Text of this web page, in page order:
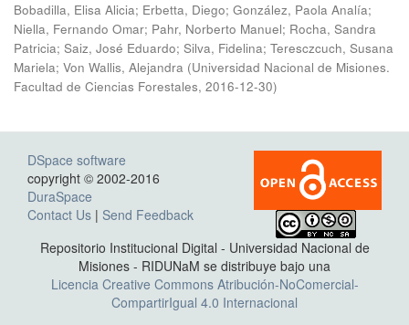
Bobadilla, Elisa Alicia; Erbetta, Diego; González, Paola Analía;
Niella, Fernando Omar; Pahr, Norberto Manuel; Rocha, Sandra
Patricia; Saiz, José Eduardo; Silva, Fidelina; Teresczcuch, Susana
Mariela; Von Wallis, Alejandra (Universidad Nacional de Misiones.
Facultad de Ciencias Forestales, 2016-12-30)
DSpace software
copyright © 2002-2016
DuraSpace
Contact Us | Send Feedback
Repositorio Institucional Digital - Universidad Nacional de
Misiones - RIDUNaM se distribuye bajo una
Licencia Creative Commons Atribución-NoComercial-
CompartirIgual 4.0 Internacional